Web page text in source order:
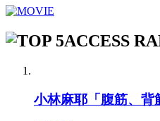
ACCESS
小林麻耶「腹筋、背